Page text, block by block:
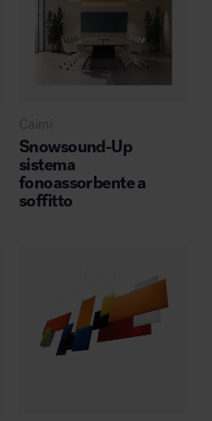
Caimi
Snowsound-Up
sistema
fonoassorbente a
soffitto